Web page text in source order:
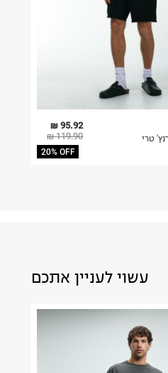
95.92 ₪
119.90 ₪
20% OFF
טרי
עשוי לעניין אתכם